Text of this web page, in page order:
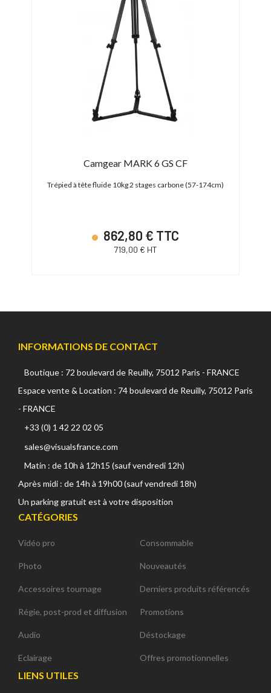
Camgear MARK 6 GS CF
Trépied à tête fluide 10kg 2 stages carbone (57-174cm)
862,80 € TTC
719,00 € HT
INFORMATIONS DE CONTACT
Boutique : 72 boulevard de Reuilly, 75012 Paris - FRANCE
Espace vente & Location : 74 boulevard de Reuilly, 75012 Paris
- FRANCE
+33 (0) 1 42 22 02 05
sales@visualsfrance.com
Matin : de 10h à 12h15 (sauf vendredi 12h)
Après midi : de 14h à 19h00 (sauf vendredi 18h)
Un parking gratuit est à votre disposition
CATÉGORIES
Vidéo pro
Photo
Accessoires tournage
Régie, post-prod et diffusion
Audio
Eclairage
Consommable
Nouveautés
Derniers produits référencés
Promotions
Déstockage
Offres promotionnelles
LIENS UTILES